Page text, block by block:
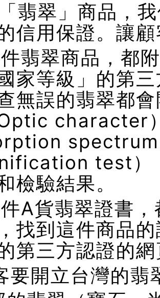
翡翠」商品，
信用保證。讓
翡翠商品，都
國家等級」的第
無誤的翡翠都
character
test）
檢驗結果。
A貨翡翠證書
找到這件商品
第三方認證的
要開立台灣的翡